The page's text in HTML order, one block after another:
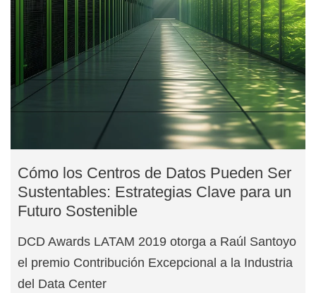
Cómo los Centros de Datos Pueden Ser
Sustentables: Estrategias Clave para un
Futuro Sostenible
DCD Awards LATAM 2019 otorga a Raúl Santoyo
el premio Contribución Excepcional a la Industria
del Data Center